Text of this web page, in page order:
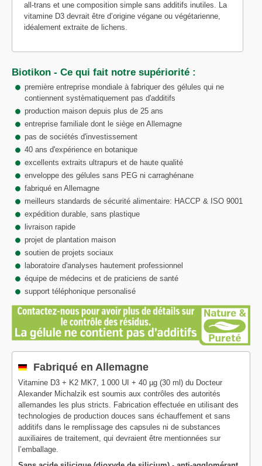
all‑trans et une composition simple sans additifs inutiles. La
vitamine D3 devrait être d’origine végane ou végétarienne,
idéalement extraite de lichens.
Biotikon - Ce qui fait notre supériorité :
première entreprise mondiale à fabriquer des gélules qui ne
contiennent systèmatiquement pas d'additifs
production maison depuis plus de 25 ans
entreprise familiale dont le siège en Allemagne
pas de sociétés d'investissement
40 ans d'expérience en botanique
excellents extraits ultrapurs et de haute qualité
enveloppe des gélules sans PEG ni carraghénane
fabriqué en Allemagne
meilleurs standards de sécurité alimentaire: HACCP & ISO 9001
expédition durable, sans plastique
livraison rapide
projet de plantation maison
soutien de projets sociaux
laboratoire d'analyses hautement professionnel
équipe de médecins et de praticiens de santé
support téléphonique personalisé
Fabriqué en Allemagne
Vitamine D3 + K2 MK7, 1 000 UI + 40 µg (30 ml) du Docteur
Alexander Michalzik est soumis aux contrôles des autorités
allemandes les plus stricts. Fabrication effectuée en utilisant des
technologies de production douces sans échauffement et sans
additifs dans le remplissage des capsules ni de substances
auxiliaires de traitement, qui devraient être mentionnées sur
l’emballage.